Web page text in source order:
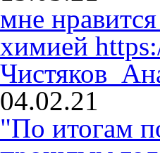
мне
химией
Чистяков
04.02.21
"По итогам